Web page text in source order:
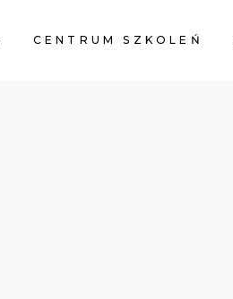
CENTRUM SZKOLEŃ